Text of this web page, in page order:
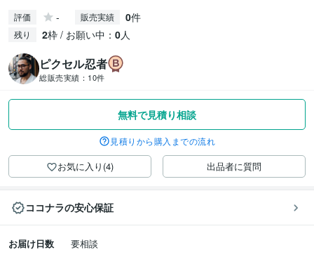
評価 - 販売実績 0件
残り 2枠 / お願い中： 0人
ピクセル忍者
総販売実績： 10件
無料で見積り相談
見積りから購入までの流れ
お気に入り(4) 出品者に質問
ココナラの安心保証
お届け日数 要相談